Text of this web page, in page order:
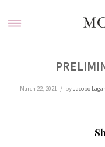
March 22, 2021 / byJacopo